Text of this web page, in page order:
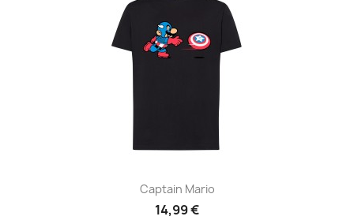
Captain Mario
14,99 €